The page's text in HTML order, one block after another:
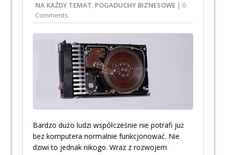
NA KAŻDY TEMAT, POGADUCHY BIZNESOWE | 0
Comments
Bardzo dużo ludzi współcześnie nie potrafi już
bez komputera normalnie funkcjonować. Nie
dziwi to jednak nikogo. Wraz z rozwojem